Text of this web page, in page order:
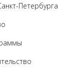
Петербурга